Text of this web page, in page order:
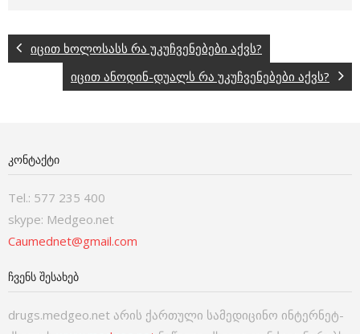
იცით ხოლოსასს რა უკუჩვენებები აქვს?
იცით ანოდინ-დუალს რა უკუჩვენებები აქვს?
ᲙᲝᲜᲢᲐᲥᲢᲘ
Tel.: 577 235 400
skype: Medgeo.net
Caumednet@gmail.com
ᲩᲕᲔᲜᲡ ᲨᲔᲡᲐᲮᲔᲑ
drugs.medgeo.net არის ქართული სამედიცინო ინტერნეტ-